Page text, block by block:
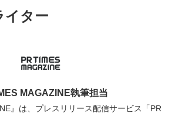
イター
MAGAZINE執筆担当
』は、プレスリリース配信サービス「PR